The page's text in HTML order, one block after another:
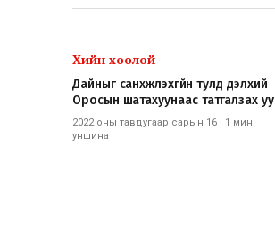
Хийн хоолой
Дайныг санхүүжүүлэхгүйн тулд дэлхий
Оросын шатахуунаас татгалзах уу
2022 оны тавдугаар сарын 16 · 1 мин
уншина